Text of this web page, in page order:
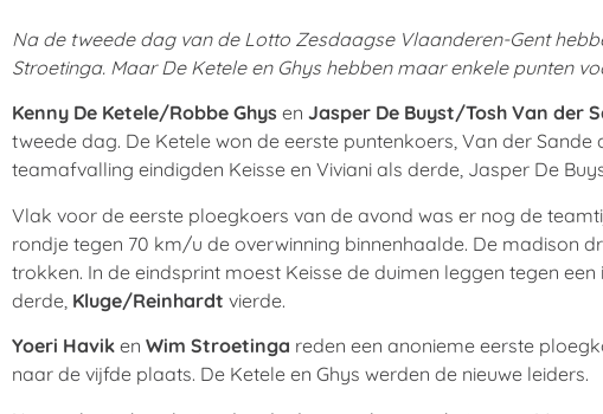
Na de tweede dag van de Lotto Zesdaagse Vlaanderen-Gent
Stroetinga. Maar De Ketele en Ghys hebben maar enkele punten
Kenny De Ketele/Robbe Ghys en Jasper De Buyst/Tosh Van der
tweede dag. De Ketele won de eerste puntenkoers, Van der
teamafvalling eindigden Keisse en Viviani als derde, Jasper De
Vlak voor de eerste ploegkoers van de avond was er nog de
rondje tegen 70 km/u de overwinning binnenhaalde. De madison
trokken. In de eindsprint moest Keisse de duimen leggen tegen
derde, Kluge/Reinhardt vierde.
Yoeri Havik en Wim Stroetinga reden een anonieme eerste
naar de vijfde plaats. De Ketele en Ghys werden de nieuwe leiders.